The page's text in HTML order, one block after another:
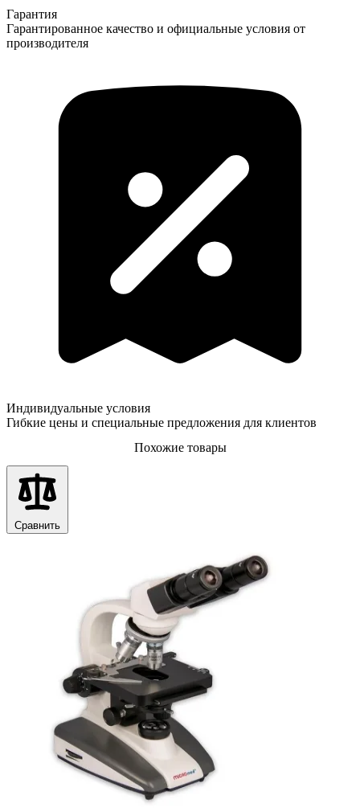
Гарантия
Гарантированное качество и официальные условия от
производителя
Индивидуальные условия
Гибкие цены и специальные предложения для клиентов
Похожие товары
Сравнить